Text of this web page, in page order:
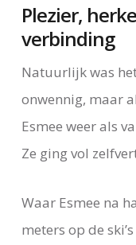
Plezier,
verbinding
Natuurlijk was
onwennig, maar
Esmee weer als
Ze ging vol
Waar Esmee na
meters op de